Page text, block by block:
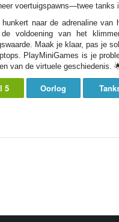
voertuigspawns—twee tanks
naar de adrenaline van
de voldoening van het
Maak je klaar, pas je
PlayMiniGames is je
van de virtuele geschiedenis.
5 Oorlog